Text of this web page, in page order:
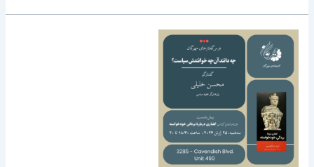
پیش‌نشستِ
«درس‌گفتارهای
مهرگان»